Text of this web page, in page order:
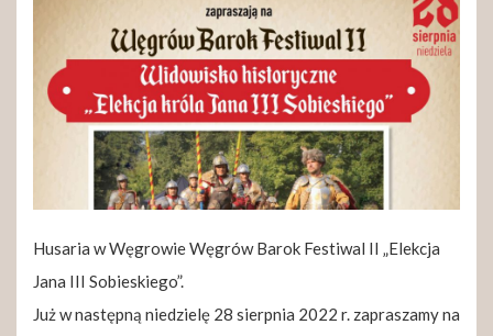
Husaria w Węgrowie Węgrów Barok Festiwal II „Elekcja
Jana III Sobieskiego”.
Już w następną niedzielę 28 sierpnia 2022 r. zapraszamy na